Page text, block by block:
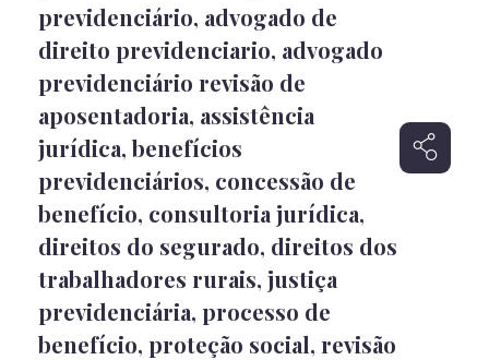
previdenciário, advogado de
direito previdenciario, advogado
previdenciário revisão de
aposentadoria, assistência
jurídica, benefícios
previdenciários, concessão de
benefício, consultoria jurídica,
direitos do segurado, direitos dos
trabalhadores rurais, justiça
previdenciária, processo de
benefício, proteção social, revisão